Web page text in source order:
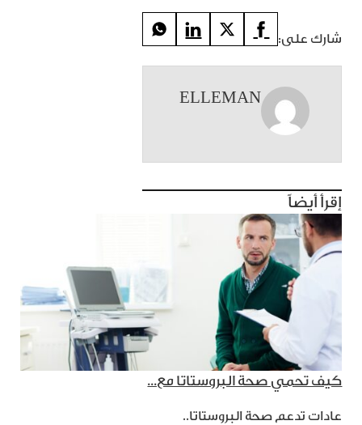
شارك على:
ELLEMAN
إقرأ أيضاً
كيف تحمي صحة البروستاتا مع...
عادات تدعم صحة البروستاتا..